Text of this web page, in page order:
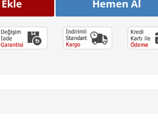
Hemen Al